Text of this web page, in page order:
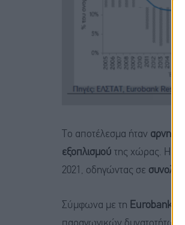
Το αποτέλεσμα ήταν
εξοπλισμού της χώρας. Η
2021, οδηγώντας σε
Σύμφωνα με τη Eurobank